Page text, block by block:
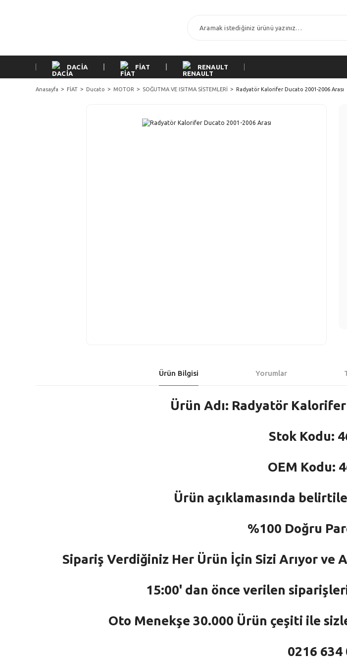
DACİA FİAT RENAULT
Anasayfa FİAT Ducato MOTOR SOĞUTMA VE ISITMA SİSTEMLERİ Radyatör Kalorifer Ducato 2001-2006 Arası
Ürün Bilgisi Yorumlar
Ürün Adı: Radyatör
Stok Kodu:
OEM Kodu:
Ürün açıklamasında
%100 Doğru
Sipariş Verdiğiniz Her Ürün İçin Sizi Arıyor ve
15:00' dan önce verilen
Oto Menekşe 30.000 Ürün çeşiti ile
0216 634